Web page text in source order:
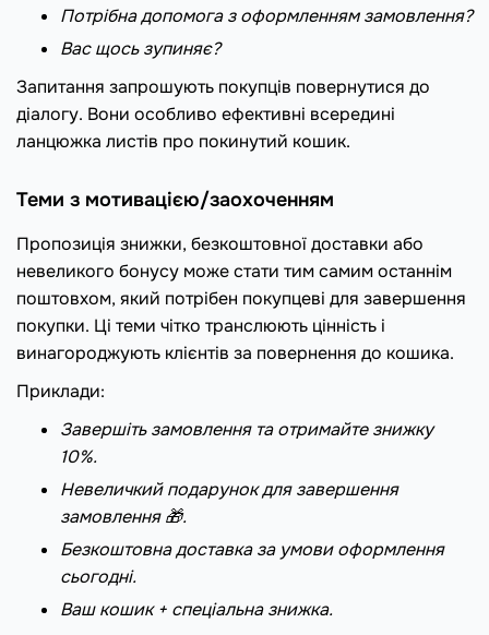
Потрібна допомога з оформленням замовлення?
Вас щось зупиняє?
Запитання запрошують покупців повернутися до
діалогу. Вони особливо ефективні всередині
ланцюжка листів про покинутий кошик.
Теми з мотивацією/заохоченням
Пропозиція знижки, безкоштовної доставки або
невеликого бонусу може стати тим самим останнім
поштовхом, який потрібен покупцеві для завершення
покупки. Ці теми чітко транслюють цінність і
винагороджують клієнтів за повернення до кошика.
Приклади:
Завершіть замовлення та отримайте знижку
10%.
Невеличкий подарунок для завершення
замовлення 🎁.
Безкоштовна доставка за умови оформлення
сьогодні.
Ваш кошик + спеціальна знижка.